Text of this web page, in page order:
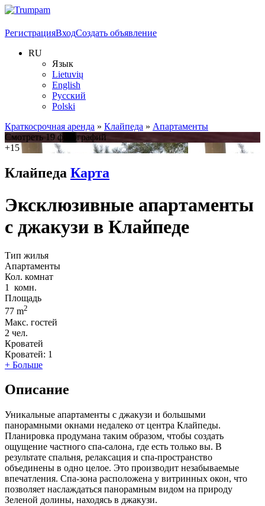
РегистрацияВходСоздать объявление
RU
Язык
Lietuvių
English
Русский
Polski
Краткосрочная аренда » Клайпеда » Апартаменты
Смотреть 19 фотографий
+15
Клайпеда Карта
Эксклюзивные апартаменты
с джакузи в Клайпеде
Тип жилья
Апартаменты
Кол. комнат
1
комн.
Площадь
77 m2
Макс. гостей
2 чел.
Кроватей
Кроватей: 1
+ Больше
Описание
Уникальные апартаменты с джакузи и большыми
панорамными окнами недалеко от центра Клайпеды.
Планировка продумана таким образом, чтобы создать
ощущение частного спа-салона, где есть только вы. В
результате спальня, релаксация и спа-пространство
объединены в одно целое. Это производит незабываемые
впечатления. Спа-зона расположена у витринных окон, что
позволяет наслаждаться панорамным видом на природу
Зеленой долины, находясь в джакузи.